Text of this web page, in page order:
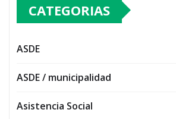
CATEGORIAS
ASDE
ASDE / municipalidad
Asistencia Social